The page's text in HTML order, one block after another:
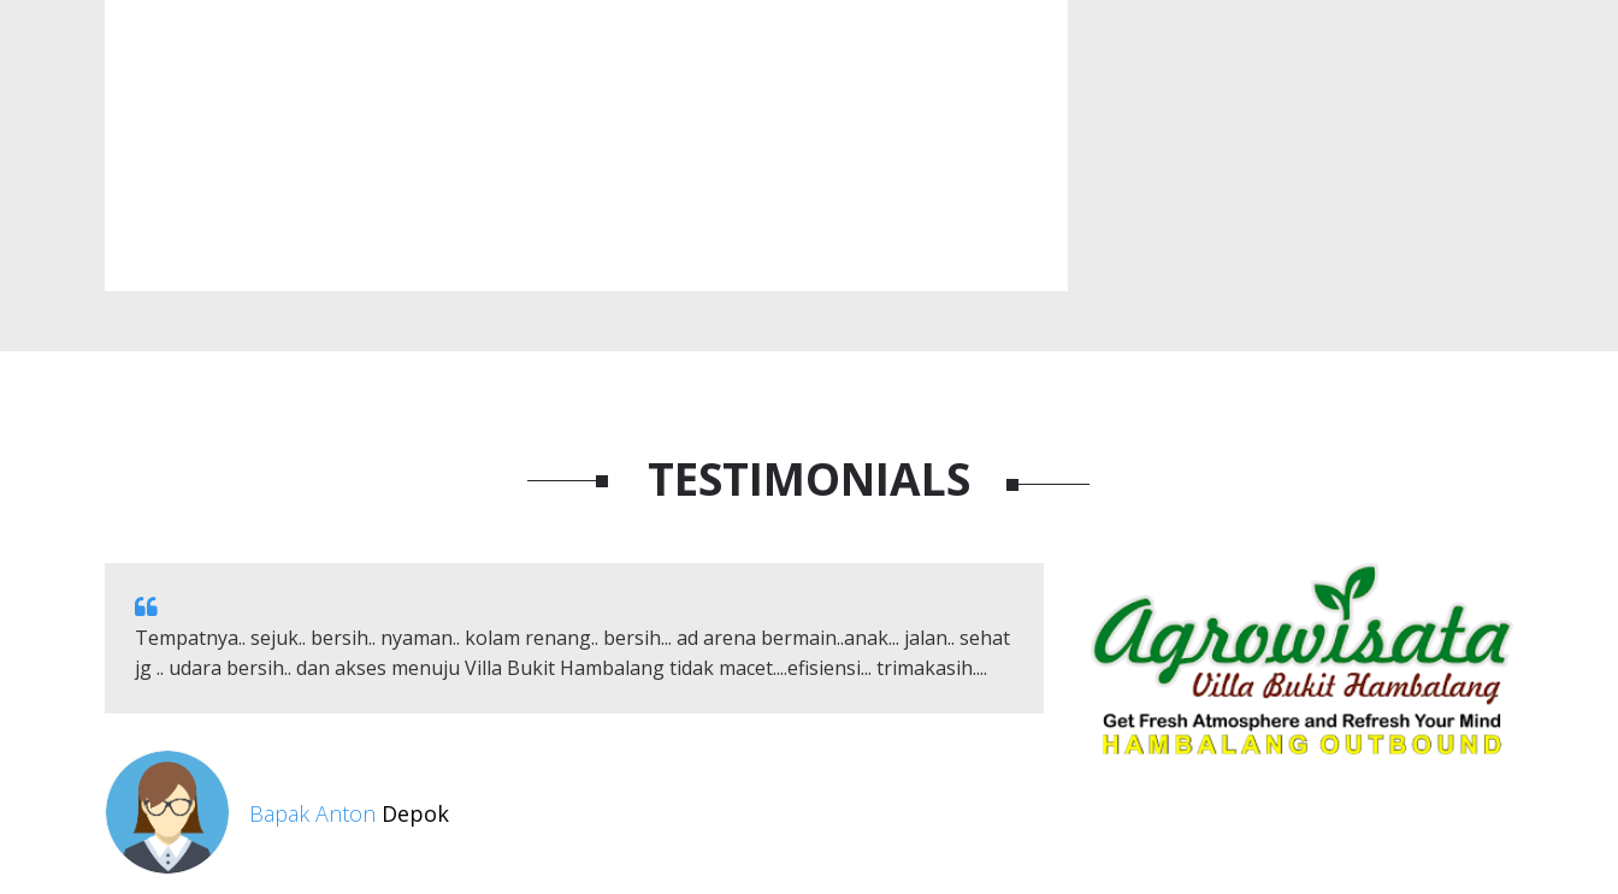
TESTIMONIALS
Tempatnya.. sejuk.. bersih.. nyaman.. kolam renang.. bersih... ad arena bermain..anak... jalan.. sehat
jg .. udara bersih.. dan akses menuju Villa Bukit Hambalang tidak macet....efisiensi... trimakasih....
Bapak Anton Depok
Tempatnya luas parkiran luas, banyak tempat datar cocok
juga banyak, untuk 1 lokasi bisa cukup 150-250 orang
nyaman untuk acara untuk banyak orang jadi ga pengap.
kumpul-kumpul tersedia api unggunnya juga. Ooohh iyaa
warung makanan cukup untuk ganjel - ganjel perut, ada